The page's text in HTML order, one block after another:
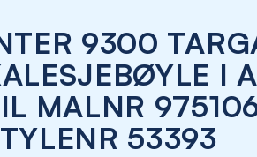
9300
I
MALNR
53393